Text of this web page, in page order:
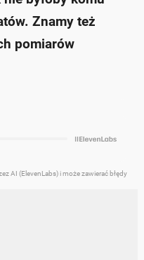
Znamy też
pomiarów
AI (ElevenLabs) i może zawierać błędy